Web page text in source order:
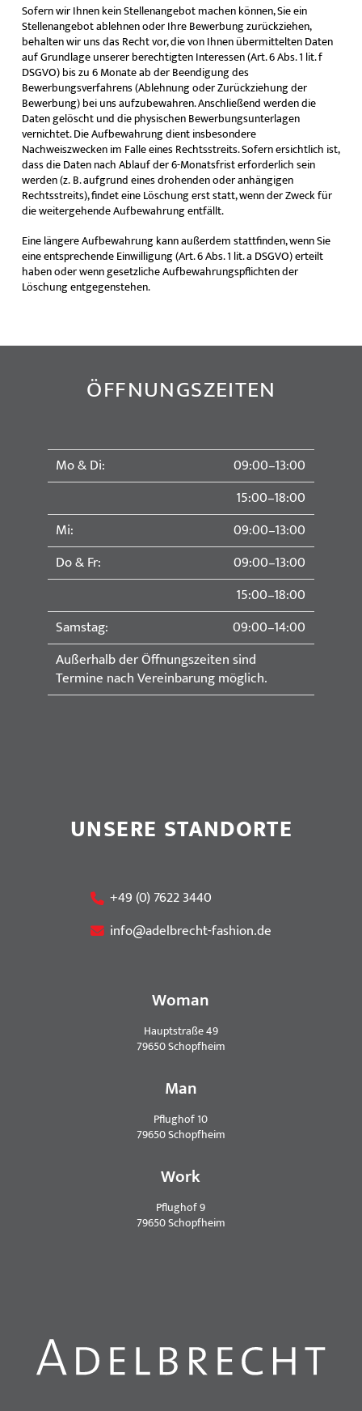
Sofern wir Ihnen kein Stellenangebot machen können, Sie ein
Stellenangebot ablehnen oder Ihre Bewerbung zurückziehen,
behalten wir uns das Recht vor, die von Ihnen übermittelten Daten
auf Grundlage unserer berechtigten Interessen (Art. 6 Abs. 1 lit. f
DSGVO) bis zu 6 Monate ab der Beendigung des
Bewerbungsverfahrens (Ablehnung oder Zurückziehung der
Bewerbung) bei uns aufzubewahren. Anschließend werden die
Daten gelöscht und die physischen Bewerbungsunterlagen
vernichtet. Die Aufbewahrung dient insbesondere
Nachweiszwecken im Falle eines Rechtsstreits. Sofern ersichtlich ist,
dass die Daten nach Ablauf der 6-Monatsfrist erforderlich sein
werden (z. B. aufgrund eines drohenden oder anhängigen
Rechtsstreits), findet eine Löschung erst statt, wenn der Zweck für
die weitergehende Aufbewahrung entfällt.
Eine längere Aufbewahrung kann außerdem stattfinden, wenn Sie
eine entsprechende Einwilligung (Art. 6 Abs. 1 lit. a DSGVO) erteilt
haben oder wenn gesetzliche Aufbewahrungspflichten der
Löschung entgegenstehen.
ÖFFNUNGSZEITEN
Mo & Di:
09:00–13:00
15:00–18:00
Mi:
09:00–13:00
Do & Fr:
09:00–13:00
15:00–18:00
Samstag:
09:00–14:00
Außerhalb der Öffnungszeiten sind
Termine nach Vereinbarung möglich.
UNSERE STANDORTE
+49 (0) 7622 3440
info@adelbrecht-fashion.de
Woman
Hauptstraße 49
79650 Schopfheim
Man
Pflughof 10
79650 Schopfheim
Work
Pflughof 9
79650 Schopfheim